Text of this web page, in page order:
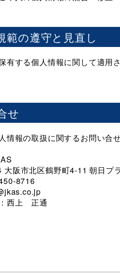
範の遵守と見直し
有する個人情報に関して適用
せ
情報の取扱に関するお問い合
大阪市北区鶴野町4-11 朝日プ
8716
西上 正通